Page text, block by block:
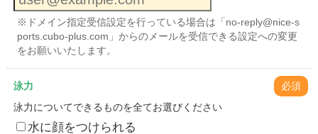
※ドメイン指定受信設定を行っている場合は「no-reply@nice-s
ports.cubo-plus.com」からのメールを受信できる設定への変更
をお願いいたします。
泳力
必須
泳力についてできるものを全てお選びください
水に顔をつけられる